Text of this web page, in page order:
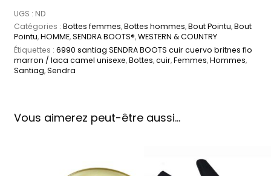
UGS : ND
Catégories : Bottes femmes,Bottes hommes,Bout Pointu,Bout
Pointu,HOMME,SENDRA BOOTS®,WESTERN & COUNTRY
Étiquettes : 6990 santiag SENDRA BOOTS cuir cuervo britnes flo
marron / laca camel unisexe,Bottes,cuir,Femmes,Hommes,
Santiag,Sendra
Vous aimerez peut-être aussi…